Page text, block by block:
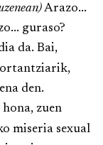
Arazo...
guraso?
da. Bai,
den.
zuen
miseria sexual